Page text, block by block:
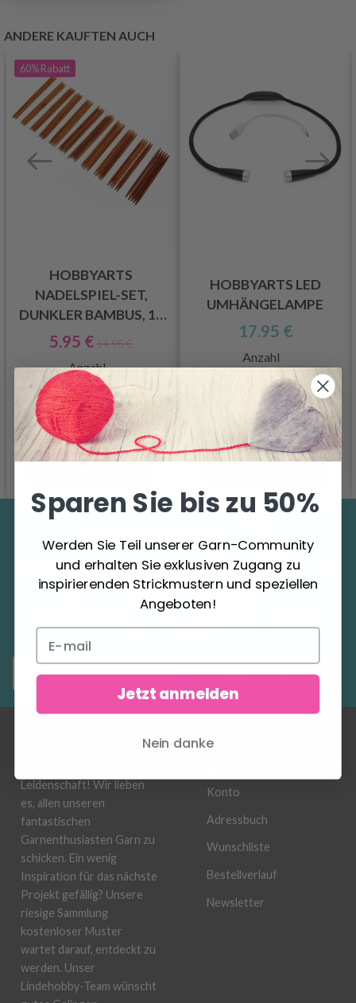
ANDERE KAUFTEN AUCH
60%Rabatt
HOBBYARTS
NADELSPIEL-SET,
DUNKLER BAMBUS, 15
GRÖSSEN, 20 CM
5.95 €14.95 €
Anzahl
In den Warenkorb
HOBBYARTS LED
UMHÄNGELAMPE
17.95 €
Anzahl
Werden Sie Teil unserer Garn-Community und
erhalten Sie exklusiven Zugang zu
inspirierenden Strickmustern und speziellen
Angeboten!
Abonnieren
Leidenschaft! Wir lieben
es, allen unseren
fantastischen
Garnenthusiasten Garn zu
schicken. Ein wenig
Inspiration für das nächste
Projekt gefällig? Unsere
riesige Sammlung
kostenloser Muster
wartet darauf, entdeckt zu
werden. Unser
Lindehobby-Team wünscht
Konto
Adressbuch
Wunschliste
Bestellverlauf
Newsletter
Sparen Sie bis zu 50%
Werden Sie Teil unserer Garn-Community
und erhalten Sie exklusiven Zugang zu
inspirierenden Strickmustern und speziellen
Angeboten!
Jetzt anmelden
Nein danke